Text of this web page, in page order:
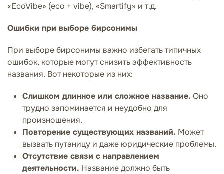
«EcoVibe» (eco + vibe), «Smartify» и т.д.
Ошибки при выборе бирсонимы
При выборе бирсонимы важно избегать типичных
ошибок, которые могут снизить эффективность
названия. Вот некоторые из них:
Слишком длинное или сложное название. Оно
трудно запоминается и неудобно для
произношения.
Повторение существующих названий. Может
вызвать путаницу и даже юридические проблемы.
Отсутствие связи с направлением
деятельности. Название должно быть